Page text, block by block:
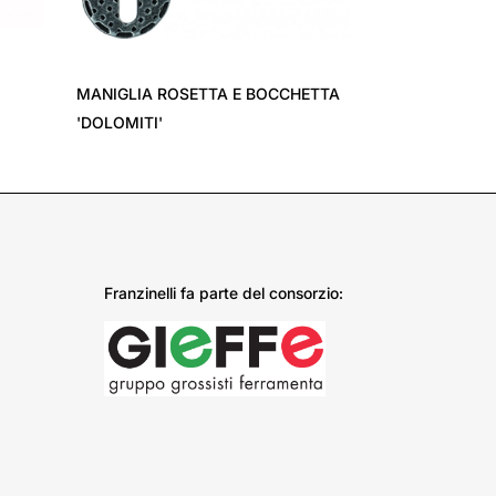
MANIGLIA ROSETTA E BOCCHETTA
'DOLOMITI'
Franzinelli fa parte del consorzio: